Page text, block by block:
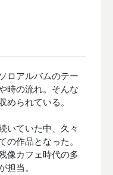
ロアルバムのテー
時の流れ。そんな
められている。
いていた中、久々
作品となった。
像カフェ時代の多
担当。